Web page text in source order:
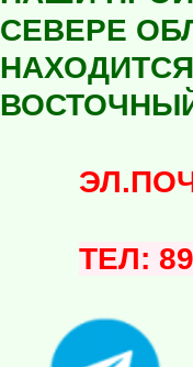
СЕВЕРЕ
ТЕЛ: